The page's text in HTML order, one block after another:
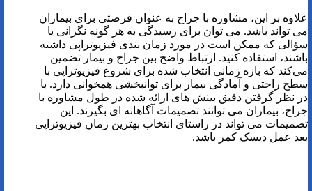
علاوه بر این، مشاوره با جراح به عنوان فرصتی برای بیماران
می تواند باشد. می توان برای رسیدگی به هر گونه نگرانی یا
سؤالی که ممکن است در مورد زمان بندی فیزیوتراپی داشته
باشند، استفاده کنید. ارتباط واضح بین جراح و بیمار تضمین
می‌کند که بازه زمانی انتخاب شده برای شروع فیزیوتراپی با
سطح راحتی و آمادگی بیمار برای توانبخشی همخوانی دارد. با
در نظر گرفتن دقیق بینش های ارائه شده در طول مشاوره با
جراح، بیماران می توانند تصمیمات آگاهانه ای بگیرند. این
تصمیمات می تواند در راستای انتخاب بهترین زمان فیزیوتراپی
بعد عمل دیسک کمر باشد.